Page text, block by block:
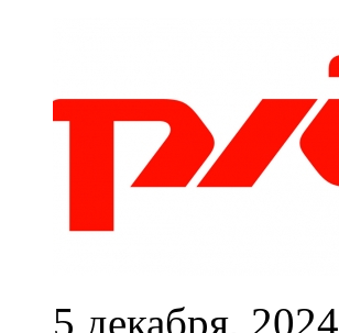
5 декабря, 2024